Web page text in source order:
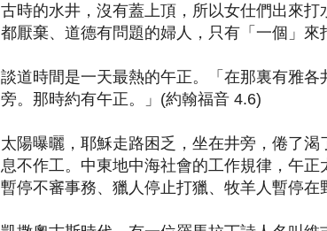
古時的水井，沒有蓋上頂，所以女仕們出來打
都厭棄、道德有問題的婦人，只有「一個」來
談道時間是一天最熱的午正。「在那裏有雅各
旁。那時約有午正。」(約翰福音 4.6)
太陽曝曬，耶穌走路困乏，坐在井旁， 倦了渴
息不作工。中東地中海社會的工作規律，午
暫停不審事務、獵人停止打獵、 牧羊人暫停在